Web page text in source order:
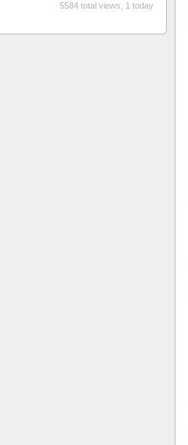
5584 total views, 1 today